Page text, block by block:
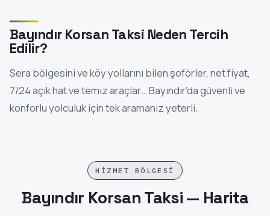
Bayındır Korsan Taksi Neden Tercih
Edilir?
Sera bölgesini ve köy yollarını bilen şoförler, net fiyat,
7/24 açık hat ve temiz araçlar… Bayındır'da güvenli ve
konforlu yolculuk için tek aramanız yeterli.
HIZMET BÖLGESI
Bayındır Korsan Taksi — Harita